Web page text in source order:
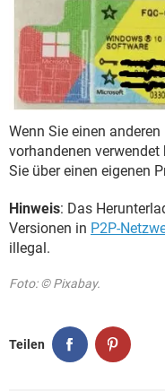
Wenn Sie einen
vorhandenen verwendet
Sie über einen eigenen
Hinweis: Das
Versionen in P2P-
illegal.
Foto: © Pixabay.
Teilen